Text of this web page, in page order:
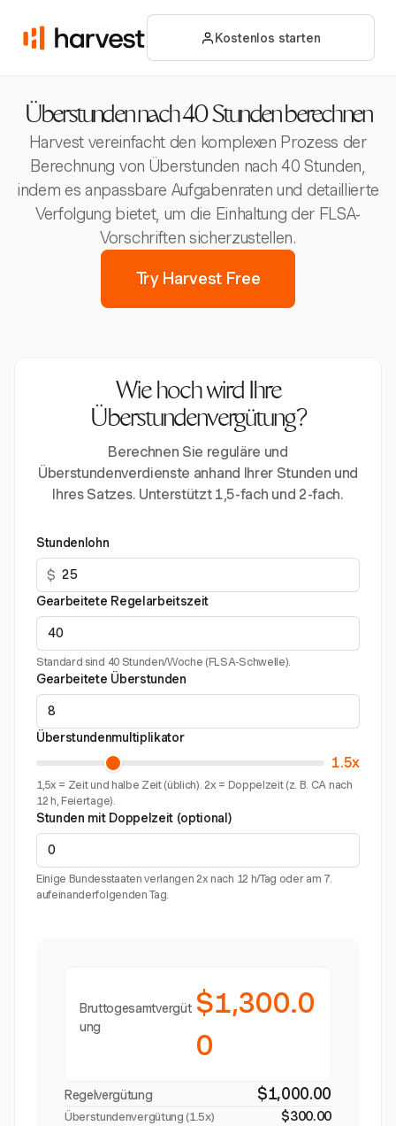
Kostenlos starten
Überstunden nach 40 Stunden berechnen
Harvest vereinfacht den komplexen Prozess der
Berechnung von Überstunden nach 40 Stunden,
indem es anpassbare Aufgabenraten und detaillierte
Verfolgung bietet, um die Einhaltung der FLSA-
Vorschriften sicherzustellen.
Try Harvest Free
Wie hoch wird Ihre
Überstundenvergütung?
Berechnen Sie reguläre und
Überstundenverdienste anhand Ihrer Stunden und
Ihres Satzes. Unterstützt 1,5-fach und 2-fach.
Stundenlohn
$
Gearbeitete Regelarbeitszeit
Standard sind 40 Stunden/Woche (FLSA-Schwelle).
Gearbeitete Überstunden
Überstundenmultiplikator
1.5x
1,5x = Zeit und halbe Zeit (üblich). 2x = Doppelzeit (z. B. CA nach
12 h, Feiertage).
Stunden mit Doppelzeit (optional)
Einige Bundesstaaten verlangen 2x nach 12 h/Tag oder am 7.
aufeinanderfolgenden Tag.
Bruttogesamtvergüt
ung
$1,300.0
0
Regelvergütung $1,000.00
Überstundenvergütung (1.5x) $300.00